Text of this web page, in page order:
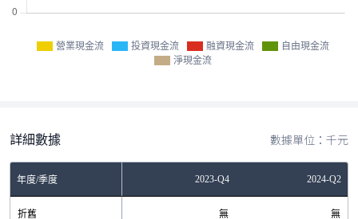
營業現金流 投資現金流 融資現金流
自由現金流
淨現金流
詳細數據 數據單位：千元
年度/季度 2023-Q4 2024-Q2
折舊 無 無